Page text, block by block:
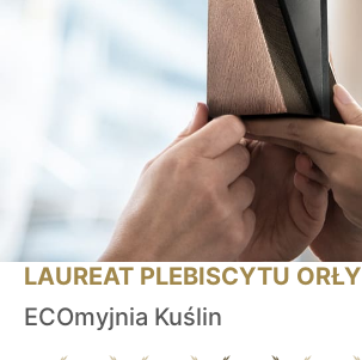
LAUREAT PLEBISCYTU ORŁY
ECOmyjnia Kuślin